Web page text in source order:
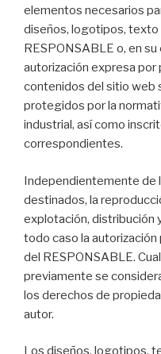
elementos necesarios
diseños, logotipos,
RESPONSABLE o, en
autorización expresa por
contenidos del sitio web
protegidos por la
industrial, así como
correspondientes.
Independientemente de
destinados, la
explotación, distribución
todo caso la
del RESPONSABLE.
previamente se
los derechos de
autor.
Los diseños, logotipos,